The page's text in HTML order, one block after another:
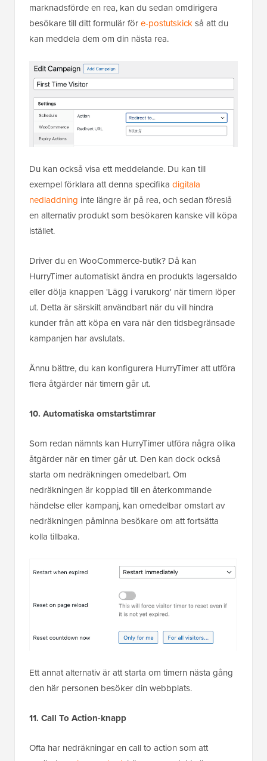
marknadsförde en rea, kan du sedan omdirigera
besökare till ditt formulär före-postutskickså att du
kan meddela dem om din nästa rea.
Du kan också visa ett meddelande. Du kan till
exempel förklara att denna specifika digitala
nedladdning inte längre är på rea, och sedan föreslå
en alternativ produkt som besökaren kanske vill köpa
istället.
Driver du en WooCommerce-butik? Då kan
HurryTimer automatiskt ändra en produkts lagersaldo
eller dölja knappen 'Lägg i varukorg' när timern löper
ut. Detta är särskilt användbart när du vill hindra
kunder från att köpa en vara när den tidsbegränsade
kampanjen har avslutats.
Ännu bättre, du kan konfigurera HurryTimer att utföra
flera åtgärder när timern går ut.
10. Automatiska omstartstimrar
Som redan nämnts kan HurryTimer utföra några olika
åtgärder när en timer går ut. Den kan dock också
starta om nedräkningen omedelbart. Om
nedräkningen är kopplad till en återkommande
händelse eller kampanj, kan omedelbar omstart av
nedräkningen påminna besökare om att fortsätta
kolla tillbaka.
Ett annat alternativ är att starta om timern nästa gång
den här personen besöker din webbplats.
11. Call To Action-knapp
Ofta har nedräkningar en call to action som att